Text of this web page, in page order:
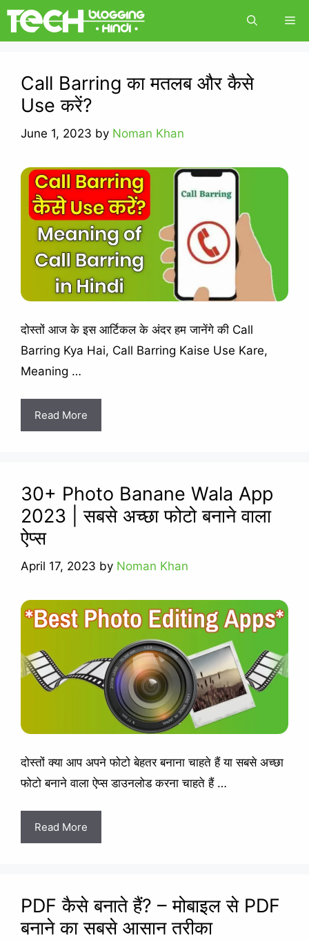
Skip
Call Barring का मतलब और कैसे
Use करें?
June 1, 2023 by Noman Khan
दोस्तों आज के इस आर्टिकल के अंदर हम जानेंगे की Call
Barring Kya Hai, Call Barring Kaise Use Kare,
Meaning …
Read More
30+ Photo Banane Wala App
2023 | सबसे अच्छा फोटो बनाने वाला
ऐप्स
April 17, 2023 by Noman Khan
दोस्तों क्या आप अपने फोटो बेहतर बनाना चाहते हैं या सबसे अच्छा
फोटो बनाने वाला ऐप्स डाउनलोड करना चाहते हैं …
Read More
PDF कैसे बनाते हैं? – मोबाइल से PDF
बनाने का सबसे आसान तरीका